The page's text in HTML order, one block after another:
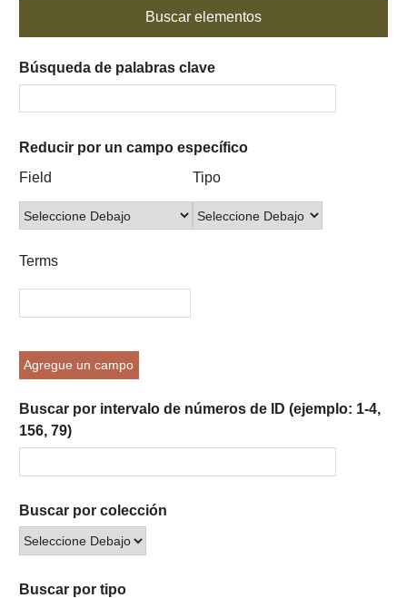
Buscar elementos
Búsqueda de palabras clave
of
rows
in
por
un
campo
Reducir por un campo específico
Campo
búsqueda
Tipo
búsqueda
Términos
búsqueda
Ensamblador
Búsqueda
Field Tipo
Terms
Agregue un campo
Buscar por intervalo de números de ID (ejemplo: 1-4,
156, 79)
Buscar por colección
Buscar por tipo